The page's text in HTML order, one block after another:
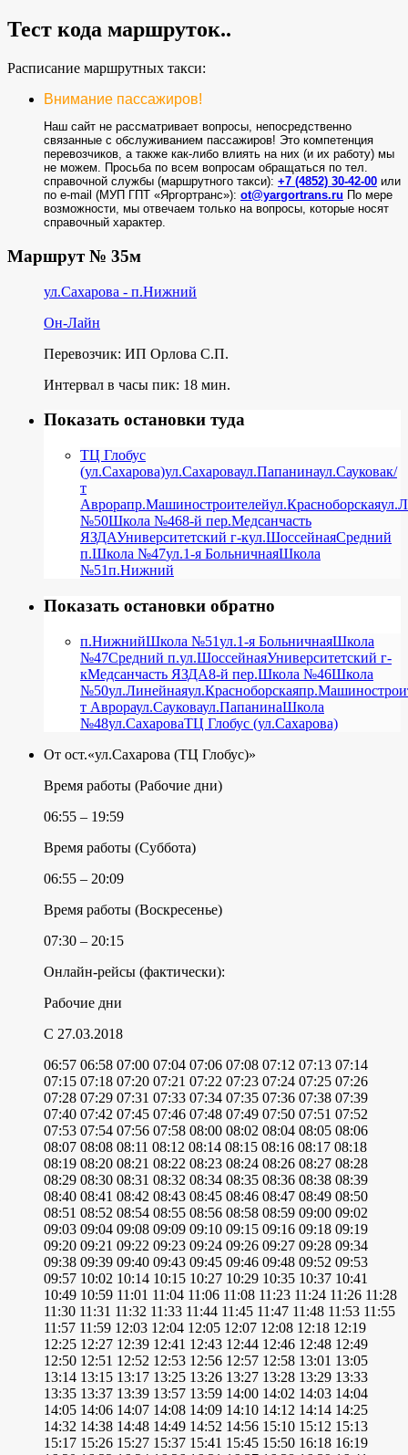
Тест кода маршруток..
Расписание маршрутных такси:
Внимание пассажиров!
Наш сайт не рассматривает вопросы, непосредственно
связанные с обслуживанием пассажиров! Это компетенция
перевозчиков, а также как-либо влиять на них (и их работу) мы
не можем. Просьба по всем вопросам обращаться по тел.
справочной службы (маршрутного такси): +7 (4852) 30-42-00 или
по e-mail (МУП ГПТ «Яргортранс»): ot@yargortrans.ru По мере
возможности, мы отвечаем только на вопросы, которые носят
справочный характер.
Маршрут № 35м
ул.Сахарова - п.Нижний
Он-Лайн
Перевозчик: ИП Орлова С.П.
Интервал в часы пик: 18 мин.
Показать остановки туда
ТЦ Глобус
(ул.Сахарова)ул.Сахароваул.Папанинаул.Сауковак/
т
Аврорапр.Машиностроителейул.Красноборская
№50Школа №468-й пер.Медсанчасть
ЯЗДАУниверситетский г-кул.ШоссейнаяСредний
п.Школа №47ул.1-я БольничнаяШкола
№51п.Нижний
Показать остановки обратно
п.НижнийШкола №51ул.1-я БольничнаяШкола
№47Средний п.ул.ШоссейнаяУниверситетский г-
кМедсанчасть ЯЗДА8-й пер.Школа №46Школа
№50ул.Линейнаяул.Красноборская
т Аврораул.Сауковаул.ПапанинаШкола
№48ул.СахароваТЦ Глобус (ул.Сахарова)
От ост.«ул.Сахарова (ТЦ Глобус)»
Время работы (Рабочие дни)
06:55 – 19:59
Время работы (Суббота)
06:55 – 20:09
Время работы (Воскресенье)
07:30 – 20:15
Онлайн-рейсы (фактически):
Рабочие дни
C 27.03.2018
06:57 06:58 07:00 07:04 07:06 07:08 07:12 07:13 07:14
07:15 07:18 07:20 07:21 07:22 07:23 07:24 07:25 07:26
07:28 07:29 07:31 07:33 07:34 07:35 07:36 07:38 07:39
07:40 07:42 07:45 07:46 07:48 07:49 07:50 07:51 07:52
07:53 07:54 07:56 07:58 08:00 08:02 08:04 08:05 08:06
08:07 08:08 08:11 08:12 08:14 08:15 08:16 08:17 08:18
08:19 08:20 08:21 08:22 08:23 08:24 08:26 08:27 08:28
08:29 08:30 08:31 08:32 08:34 08:35 08:36 08:38 08:39
08:40 08:41 08:42 08:43 08:45 08:46 08:47 08:49 08:50
08:51 08:52 08:54 08:55 08:56 08:58 08:59 09:00 09:02
09:03 09:04 09:08 09:09 09:10 09:15 09:16 09:18 09:19
09:20 09:21 09:22 09:23 09:24 09:26 09:27 09:28 09:34
09:38 09:39 09:40 09:43 09:45 09:46 09:48 09:52 09:53
09:57 10:02 10:14 10:15 10:27 10:29 10:35 10:37 10:41
10:49 10:59 11:01 11:04 11:06 11:08 11:23 11:24 11:26 11:28
11:30 11:31 11:32 11:33 11:44 11:45 11:47 11:48 11:53 11:55
11:57 11:59 12:03 12:04 12:05 12:07 12:08 12:18 12:19
12:25 12:27 12:39 12:41 12:43 12:44 12:46 12:48 12:49
12:50 12:51 12:52 12:53 12:56 12:57 12:58 13:01 13:05
13:14 13:15 13:17 13:25 13:26 13:27 13:28 13:29 13:33
13:35 13:37 13:39 13:57 13:59 14:00 14:02 14:03 14:04
14:05 14:06 14:07 14:08 14:09 14:10 14:12 14:14 14:25
14:32 14:38 14:48 14:49 14:52 14:56 15:10 15:12 15:13
15:17 15:26 15:27 15:37 15:41 15:45 15:50 16:18 16:19